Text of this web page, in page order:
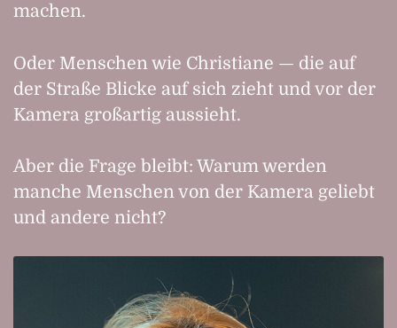
machen.
Oder Menschen wie Christiane — die auf
der Straße Blicke auf sich zieht und vor der
Kamera großartig aussieht.
Aber die Frage bleibt: Warum werden
manche Menschen von der Kamera geliebt
und andere nicht?